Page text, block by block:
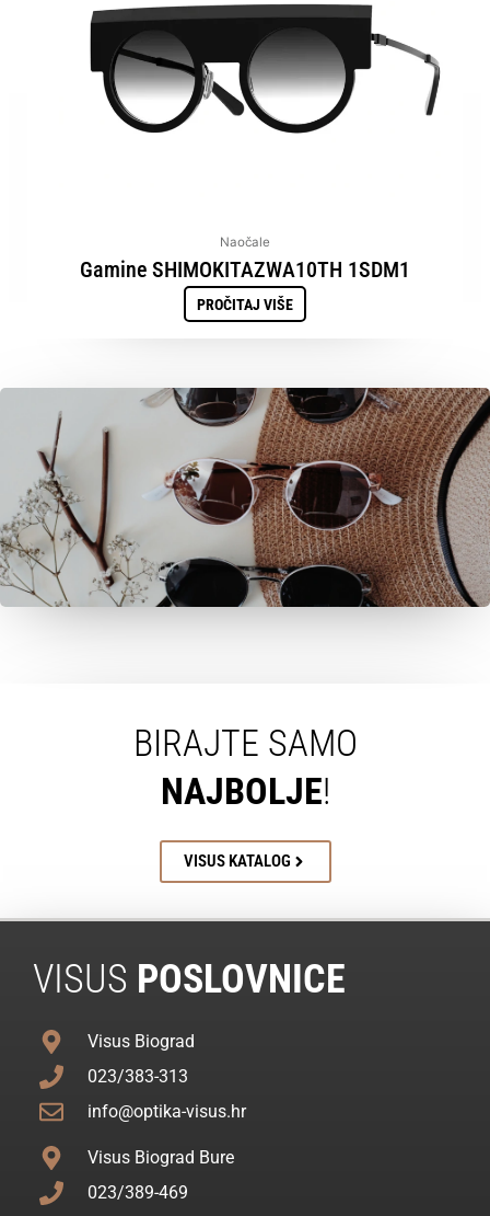
Naočale
Gamine SHIMOKITAZWA10TH 1SDM1
PROČITAJ VIŠE
BIRAJTE SAMO
NAJBOLJE!
VISUS KATALOG
VISUS POSLOVNICE
Visus Biograd
023/383-313
info@optika-visus.hr
Visus Biograd Bure
023/389-469